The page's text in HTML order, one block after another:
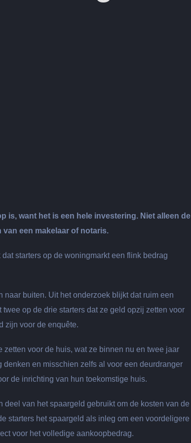
is, want het is een hele investering. Niet alleen de
een makelaar of notaris.
starters op de woningmarkt een flink bedrag
naar buiten. Uit het onderzoek blijkt dat ruim een
op de drie starters dat ze geld opzij zetten voor
zijn voor de enquête.
voor de huis, wat ze binnen nu en twee jaar
en misschien zelfs al voor een deurdranger
de inrichting van hun toekomstige huis.
van het spaargeld gebruikt om de kosten van de
starters het spaargeld als inleg om een voordeligere
voor het volledige aankoopbedrag.